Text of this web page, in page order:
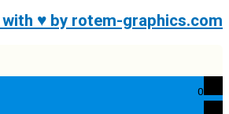
with ♥ by rotem-